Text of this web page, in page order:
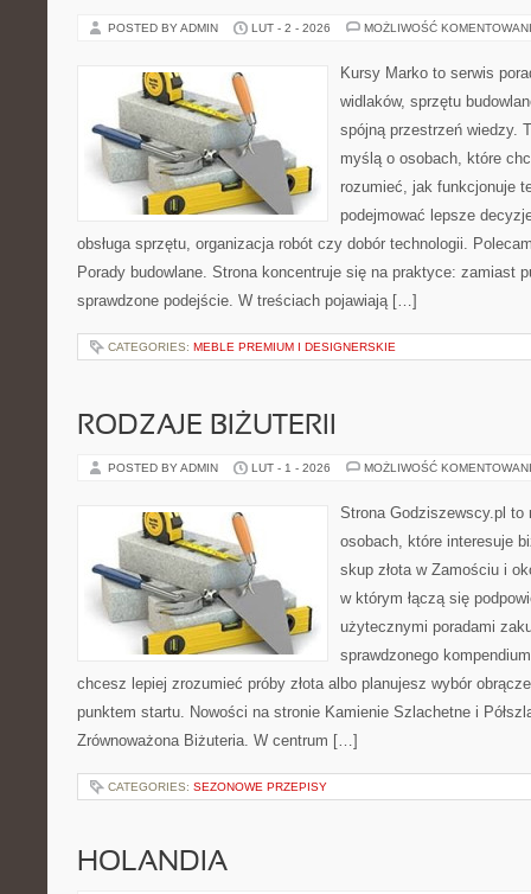
POSTED BY ADMIN LUT - 2 - 2026 MOŻLIWOŚĆ
Kursy Marko to serwis
widlaków, sprzętu
spójną przestrzeń wiedzy.
myślą o osobach, które
rozumieć, jak funkcjonuje
podejmować lepsze
obsługa sprzętu, organizacja robót czy dobór technologii.
Porady budowlane. Strona koncentruje się na praktyce: zamiast
sprawdzone podejście. W treściach pojawiają […]
CATEGORIES: MEBLE PREMIUM I DESIGNERSKIE
RODZAJE BIŻUTERII
POSTED BY ADMIN LUT - 1 - 2026 MOŻLIWOŚĆ
Strona Godziszewscy.pl
osobach, które interesuje
skup złota w Zamościu i
w którym łączą się
użytecznymi poradami
sprawdzonego
chcesz lepiej zrozumieć próby złota albo planujesz wybór
punktem startu. Nowości na stronie Kamienie Szlachetne i
Zrównoważona Biżuteria. W centrum […]
CATEGORIES: SEZONOWE PRZEPISY
HOLANDIA